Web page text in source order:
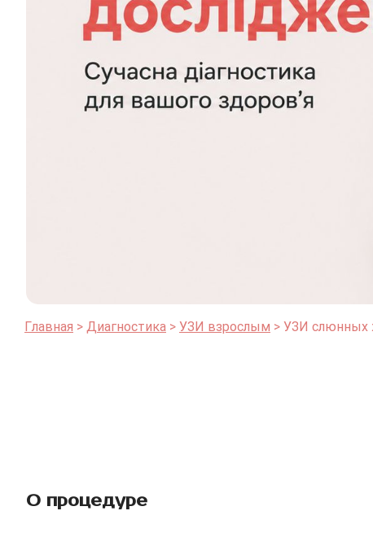
Главная Диагностика УЗИ взрослым УЗИ слюнных
О процедуре